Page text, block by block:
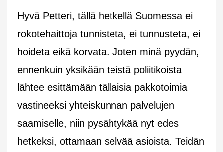
Hyvä Petteri, tällä hetkellä Suomessa ei
rokotehaittoja tunnisteta, ei tunnusteta, ei
hoideta eikä korvata. Joten minä pyydän,
ennenkuin yksikään teistä poliitikoista
lähtee esittämään tällaisia pakkotoimia
vastineeksi yhteiskunnan palvelujen
saamiselle, niin pysähtykää nyt edes
hetkeksi, ottamaan selvää asioista. Teidän